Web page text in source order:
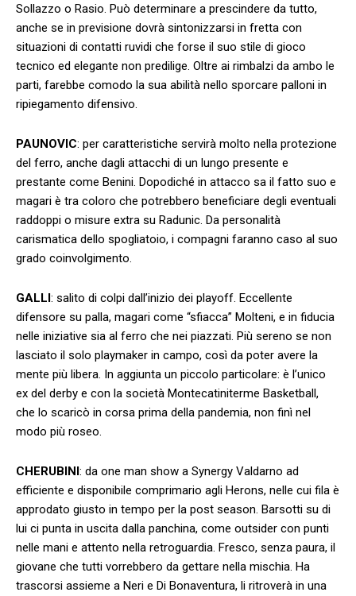
Sollazzo o Rasio. Può determinare a prescindere da tutto,
anche se in previsione dovrà sintonizzarsi in fretta con
situazioni di contatti ruvidi che forse il suo stile di gioco
tecnico ed elegante non predilige. Oltre ai rimbalzi da ambo le
parti, farebbe comodo la sua abilità nello sporcare palloni in
ripiegamento difensivo.
PAUNOVIC: per caratteristiche servirà molto nella protezione
del ferro, anche dagli attacchi di un lungo presente e
prestante come Benini. Dopodiché in attacco sa il fatto suo e
magari è tra coloro che potrebbero beneficiare degli eventuali
raddoppi o misure extra su Radunic. Da personalità
carismatica dello spogliatoio, i compagni faranno caso al suo
grado coinvolgimento.
GALLI: salito di colpi dall’inizio dei playoff. Eccellente
difensore su palla, magari come “sfiacca” Molteni, e in fiducia
nelle iniziative sia al ferro che nei piazzati. Più sereno se non
lasciato il solo playmaker in campo, così da poter avere la
mente più libera. In aggiunta un piccolo particolare: è l’unico
ex del derby e con la società Montecatiniterme Basketball,
che lo scaricò in corsa prima della pandemia, non finì nel
modo più roseo.
CHERUBINI: da one man show a Synergy Valdarno ad
efficiente e disponibile comprimario agli Herons, nelle cui fila è
approdato giusto in tempo per la post season. Barsotti su di
lui ci punta in uscita dalla panchina, come outsider con punti
nelle mani e attento nella retroguardia. Fresco, senza paura, il
giovane che tutti vorrebbero da gettare nella mischia. Ha
trascorsi assieme a Neri e Di Bonaventura, li ritroverà in una